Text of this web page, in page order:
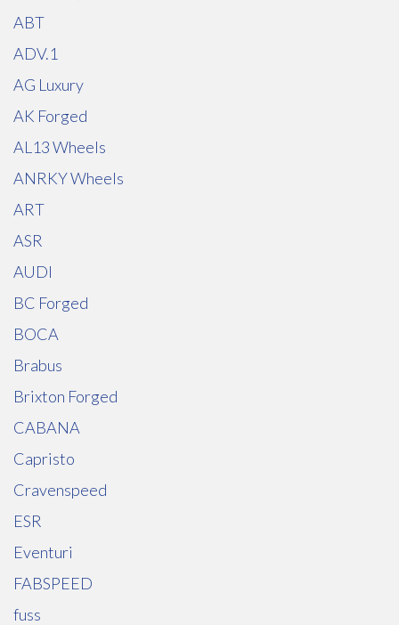
ABT
ADV.1
AG Luxury
AK Forged
AL13 Wheels
ANRKY Wheels
ART
ASR
AUDI
BC Forged
BOCA
Brabus
Brixton Forged
CABANA
Capristo
Cravenspeed
ESR
Eventuri
FABSPEED
fuss